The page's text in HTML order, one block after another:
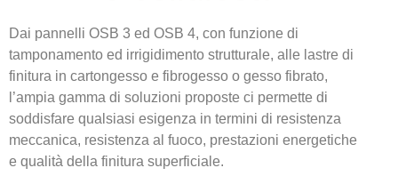
Dai pannelli OSB 3 ed OSB 4, con funzione di
tamponamento ed irrigidimento strutturale, alle lastre di
finitura in cartongesso e fibrogesso o gesso fibrato,
l’ampia gamma di soluzioni proposte ci permette di
soddisfare qualsiasi esigenza in termini di resistenza
meccanica, resistenza al fuoco, prestazioni energetiche
e qualità della finitura superficiale.